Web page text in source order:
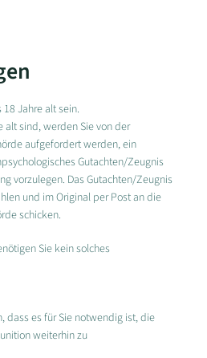
Jahre alt sein.
alt sind, werden Sie von der
aufgefordert werden, ein
Gutachten/Zeugnis
vorzulegen. Das Gutachten/Zeugnis
und im Original per Post an die
schicken.
Sie kein solches
dass es für Sie notwendig ist, die
weiterhin zu